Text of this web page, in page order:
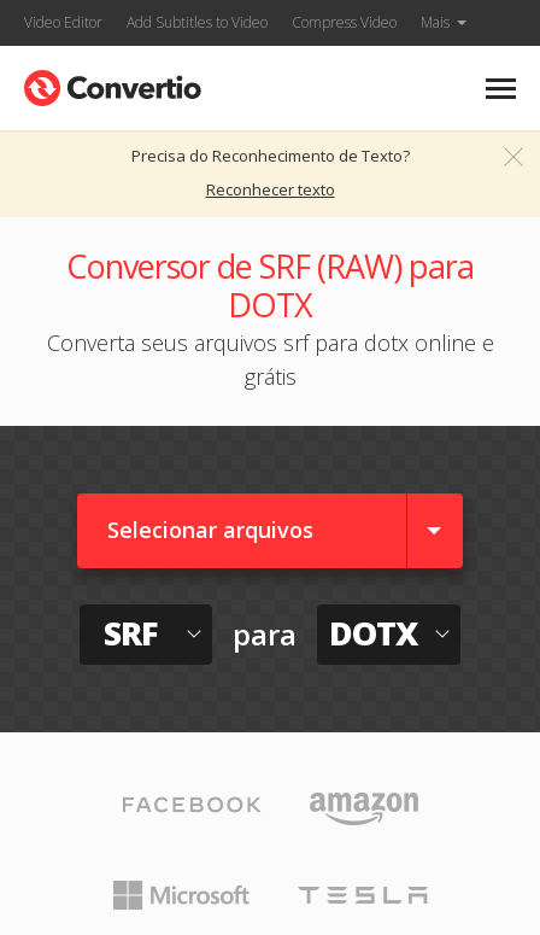
Video Editor Add Subtitles to Video Compress Video Mais
Precisa do Reconhecimento de Texto?
Reconhecer texto
Conversor de SRF (RAW) para
DOTX
Converta seus arquivos srf para dotx online e
grátis
Selecionar arquivos
SRF para DOTX